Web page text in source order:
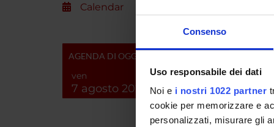
Consenso
Uso responsabile dei dati
Noi e i nostri 1022 partner
cookie per memorizzare e
personalizzati, misurare gli
Calendar
AGENDA DI OGGI
ven
7 agosto 2026
TITLE
YEAR